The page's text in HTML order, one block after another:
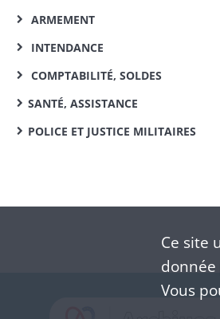
ARMEMENT
INTENDANCE
COMPTABILITÉ, SOLDES
SANTÉ, ASSISTANCE
POLICE ET JUSTICE MILITAIRES
Ce site
Vous